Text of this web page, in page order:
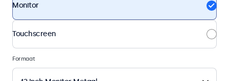
Monitor
Touchscreen
Formaat